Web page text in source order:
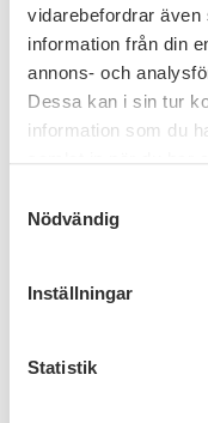
vidarebefordrar även
information från din
annons- och
Dessa kan i sin tur
information som du
Nödvändig
Inställningar
Statistik
FÖRELÄSNING
Så